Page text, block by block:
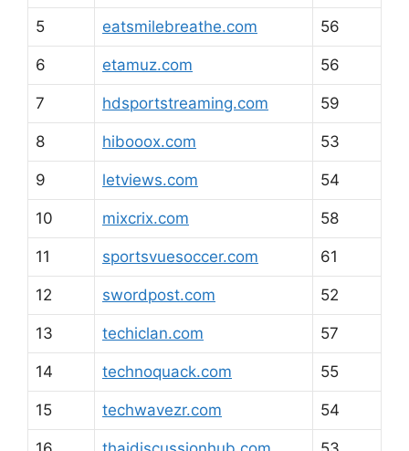
5 eatsmilebreathe.com 56
6 etamuz.com 56
7 hdsportstreaming.com 59
8 hibooox.com 53
9 letviews.com 54
10 mixcrix.com 58
11 sportsvuesoccer.com 61
12 swordpost.com 52
13 techiclan.com 57
14 technoquack.com 55
15 techwavezr.com 54